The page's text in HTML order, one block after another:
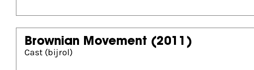
Brownian Movement (2011)
Cast (bijrol)